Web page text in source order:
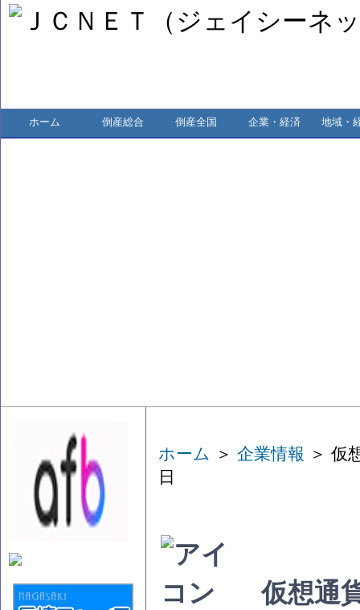
ホーム 倒産総合 倒産全国 企業・経済 地域・
ホーム ＞ 企業情報 ＞ 仮
日
仮想通